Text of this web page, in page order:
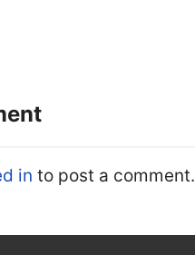
in to post a comment.